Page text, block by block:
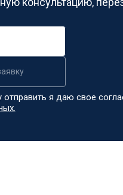
я даю свое